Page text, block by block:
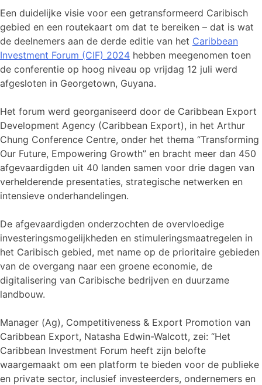
Een duidelijke visie voor een getransformeerd Caribisch
gebied en een routekaart om dat te bereiken – dat is wat
de deelnemers aan de derde editie van het Caribbean
Investment Forum (CIF) 2024 hebben meegenomen toen
de conferentie op hoog niveau op vrijdag 12 juli werd
afgesloten in Georgetown, Guyana.
Het forum werd georganiseerd door de Caribbean Export
Development Agency (Caribbean Export), in het Arthur
Chung Conference Centre, onder het thema “Transforming
Our Future, Empowering Growth” en bracht meer dan 450
afgevaardigden uit 40 landen samen voor drie dagen van
verhelderende presentaties, strategische netwerken en
intensieve onderhandelingen.
De afgevaardigden onderzochten de overvloedige
investeringsmogelijkheden en stimuleringsmaatregelen in
het Caribisch gebied, met name op de prioritaire gebieden
van de overgang naar een groene economie, de
digitalisering van Caribische bedrijven en duurzame
landbouw.
Manager (Ag), Competitiveness & Export Promotion van
Caribbean Export, Natasha Edwin-Walcott, zei: “Het
Caribbean Investment Forum heeft zijn belofte
waargemaakt om een platform te bieden voor de publieke
en private sector, inclusief investeerders, ondernemers en